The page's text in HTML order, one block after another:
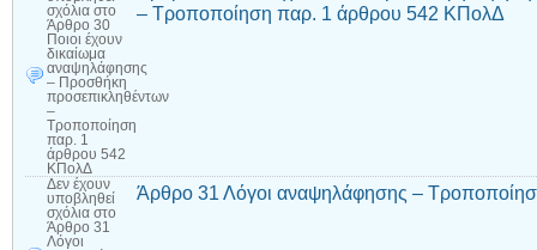
σχόλια στο
Άρθρο 30
Ποιοι έχουν
δικαίωμα
αναψηλάφησης
– Προσθήκη
προσεπικληθέντων
–
Τροποποίηση
παρ. 1
άρθρου 542
ΚΠολΔ
– Τροποποίηση παρ. 1 άρθρου 542 ΚΠολΔ
Δεν έχουν
υποβληθεί
σχόλια στο
Άρθρο 31
Λόγοι
Άρθρο 31 Λόγοι αναψηλάφησης –